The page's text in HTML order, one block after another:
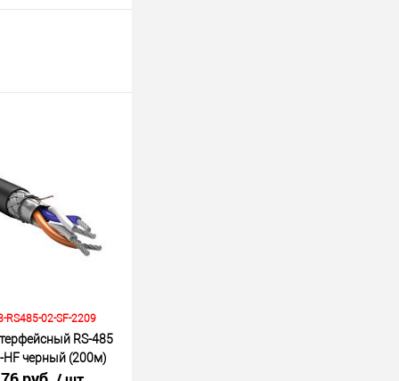
RS485-02-SF-2209
RS-485
HF черный (200м)